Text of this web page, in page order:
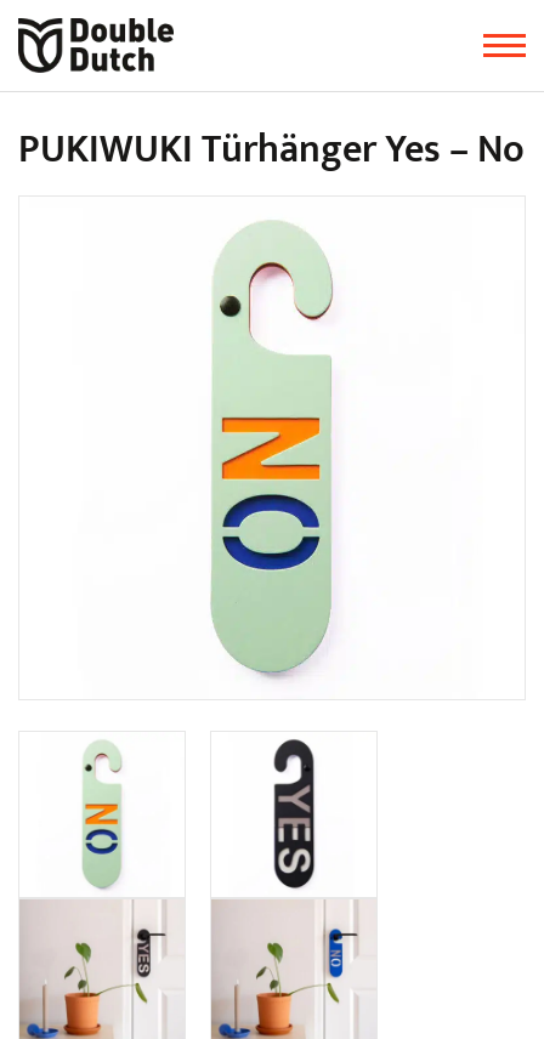
PUKIWUKI Türhänger Yes – No